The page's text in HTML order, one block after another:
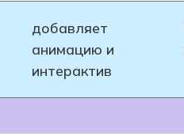
добавляет
анимацию и
интерактив